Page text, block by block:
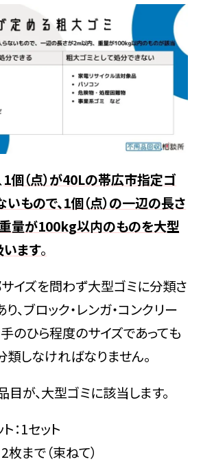
ルショップや譲渡
小さくする
大ゴミ（大型ゴミ）以外のゴミ
ミ
いゴミ
ゴミ
ゴミ（大型ゴミ）処分なら不
談所への依頼がおすすめ
1個（点）が40Lの帯広市指定ゴ
もので、1個（点）の一辺の長さ
量が100kg以内のものを大型
います。
サイズを問わず大型ゴミに分類さ
、ブロック・レンガ・コンクリー
手のひら程度のサイズであっても
類しなければなりません。
が、大型ゴミに該当します。
：1セット
枚まで（束ねて）